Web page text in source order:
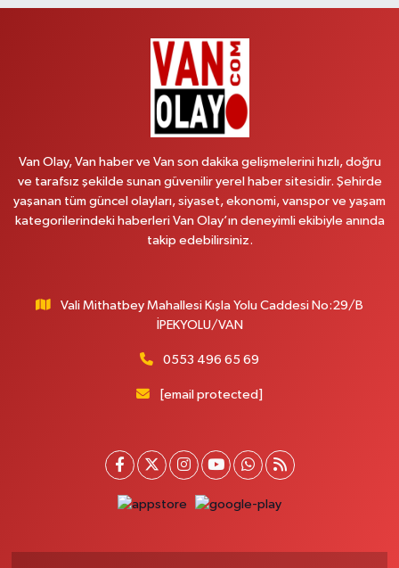
HEKİM HASTANESİ ACİL KARŞISI
Yol Tarifi Al
MAHMUDİYE MAH.ATATÜRK CAD.NO:17B
0 (531) 621 69 65 Yol Tarifi Al
Onay Eczanesi
Yenı Derman Eczanesi
Akdamar Hastanesi Acil yanı. İpekyolu. Hatuniye mahallesi terzioğlu, Eski
Yol Tarifi Al
Hayat Eczanesi
Kışla Mah.Çınarlı Cad.1038 Sk.No:93 3-4
0 (432) 354 37 36 Yol Tarifi Al
Van Olay, Van haber ve Van son dakika gelişmelerini hızlı, doğru
ve tarafsız şekilde sunan güvenilir yerel haber sitesidir. Şehirde
yaşanan tüm güncel olayları, siyaset, ekonomi, vanspor ve yaşam
kategorilerindeki haberleri Van Olay’ın deneyimli ekibiyle anında
takip edebilirsiniz.
Vali Mithatbey Mahallesi Kışla Yolu Caddesi No:29/B
İPEKYOLU/VAN
0553 496 65 69
[email protected]